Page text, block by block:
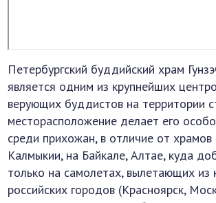
Петербургский буддийский храм
является одним из крупнейших
верующих буддистов на территории
месторасположение делает его
среди прихожан, в отличие от храмов
Калмыкии, на Байкале, Алтае, куда
только на самолетах, вылетающих из
российских городов (Красноярск,